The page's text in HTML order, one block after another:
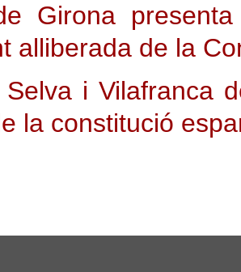
Girona
alliberada de la
i Vilafranca
la constitució